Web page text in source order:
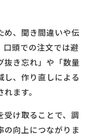
め、聞き間違いや伝
口頭での注文では避
抜き忘れ」や「数量
し、作り直しによる
ます。
受け取ることで、調
の向上につながりま